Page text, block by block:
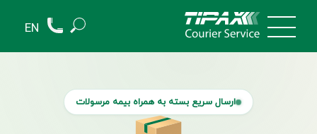
EN
ارسال سریع بسته به همراه بیمه مرسولات